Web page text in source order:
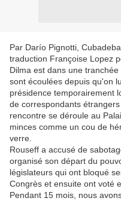
Par Darío Pignotti,
traduction Françoise Lopez
Dilma est dans une
sont écoulées depuis qu'on
présidence temporairement
de correspondants
rencontre se déroule au
minces comme un cou de
verre.
Rouseff a accusé de
organisé son départ du
législateurs qui ont bloqué
Congrès et ensuite ont voté
Pendant 15 mois, nous